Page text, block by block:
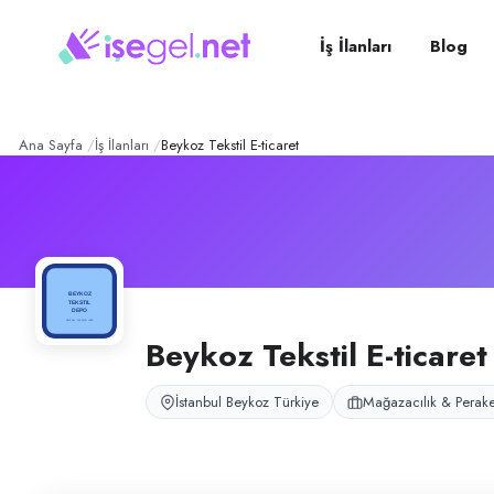
Tekstil E-Ticaret –
Beykoz Tekstil E-Ticaret, İstanbul Beykoz Kavacık bölgesinde tekstil
pozisyonlar
Depo Sorumlusu
İş İlanları Blog
Ana Sayfa İş İlanları Beykoz Tekstil E-ticaret
Beykoz Tekstil E-ticaret
İstanbul Beykoz Türkiye Mağazacılık &